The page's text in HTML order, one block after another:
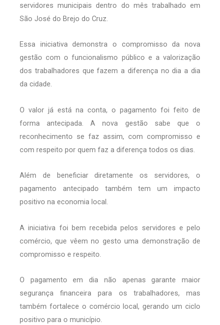
servidores municipais dentro do mês trabalhado em
São José do Brejo do Cruz.
Essa iniciativa demonstra o compromisso da nova
gestão com o funcionalismo público e a valorização
dos trabalhadores que fazem a diferença no dia a dia
da cidade.
O valor já está na conta, o pagamento foi feito de
forma antecipada. A nova gestão sabe que o
reconhecimento se faz assim, com compromisso e
com respeito por quem faz a diferença todos os dias.
Além de beneficiar diretamente os servidores, o
pagamento antecipado também tem um impacto
positivo na economia local.
A iniciativa foi bem recebida pelos servidores e pelo
comércio, que vêem no gesto uma demonstração de
compromisso e respeito.
O pagamento em dia não apenas garante maior
segurança financeira para os trabalhadores, mas
também fortalece o comércio local, gerando um ciclo
positivo para o município.